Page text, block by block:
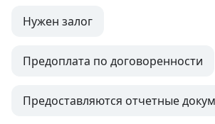
Нужен залог
Предоплата по договоренности
Предоставляются отчетные